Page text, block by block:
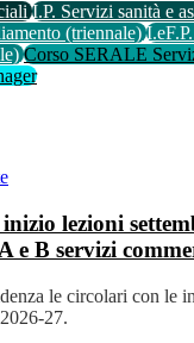
I.P. Servizi sanità e
(triennale)
Corso SERALE
lezioni
e B servizi
le circolari con le
27.